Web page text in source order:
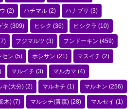
(2) ハチマル (2) ハナブサ (3)
タ (309) ヒシク (36) ヒシクラ (10)
フジマルツ (3) フンドーキン (459)
セン (5) ホシサン (21) マスイチ (2)
マルイチ (3) マルカマ (4)
キ(大分) (2) マルキチ (1) マルキン (256)
木) (7) マルシチ(青森) (28) マルセイ (1)